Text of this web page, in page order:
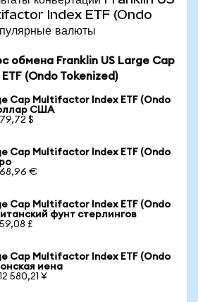
Index ETF (Ondo
валюты
обмена Franklin US Large Cap
(Ondo Tokenized)
Cap Multifactor Index ETF (Ondo
США
$
Cap Multifactor Index ETF (Ondo
68,96 €
Cap Multifactor Index ETF (Ondo
фунт стерлингов
£
Cap Multifactor Index ETF (Ondo
иена
580,21 ¥